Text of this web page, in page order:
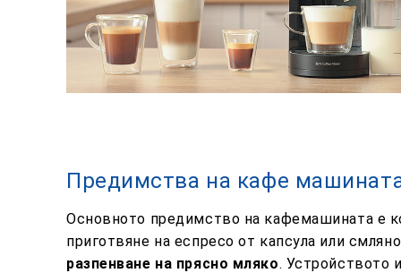
Предимства на кафе
Основното предимство на кафемашината е
приготвяне на еспресо от капсула или
разпенване на прясно мляко. Устройството